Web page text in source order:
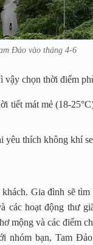
Đảo vào tháng 4-6
chọn thời điểm
tiết mát mẻ (18-
thích không khí
Gia đình sẽ
các hoạt động thư
mộng và các điểm
bạn, Tam